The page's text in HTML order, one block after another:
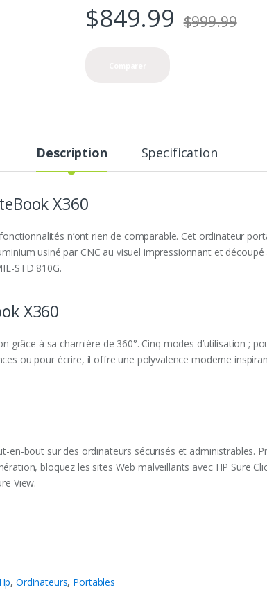
$849.99 $999.99
Description Specification
X360
n’ont rien de comparable. Cet ordinateur
usiné par CNC au visuel impressionnant et
STD 810G.
X360
grâce à sa charnière de 360°. Cinq modes d’utilisation ;
ou pour écrire, il offre une polyvalence moderne
en-bout sur des ordinateurs sécurisés et administrables.
bloquez les sites Web malveillants avec HP Sure
View.
Hp, Ordinateurs, Portables